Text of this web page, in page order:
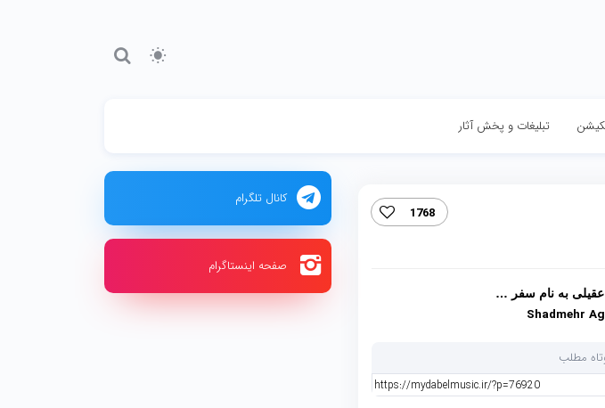
تبلیغات و پخش آثار
1768
عقیلی به نام سفر …
Shadmehr
مطلب
کانال تلگرام
صفحه اینستاگرام